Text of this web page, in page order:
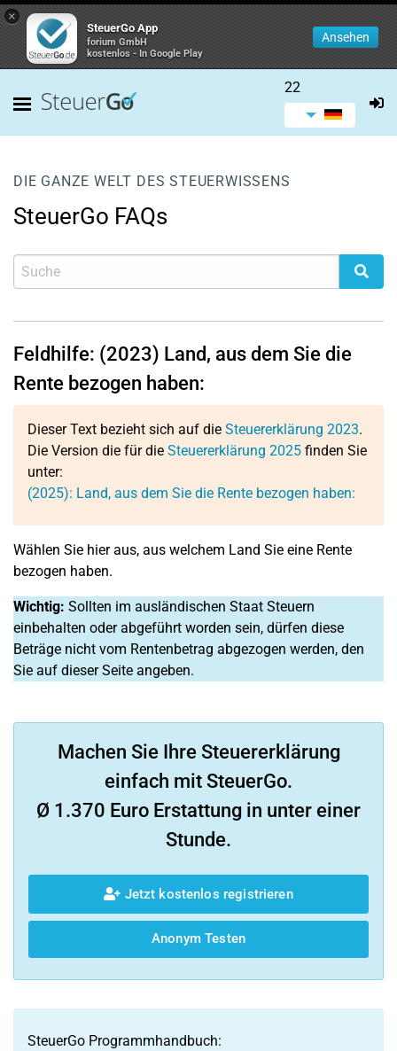
×
SteuerGo App
forium GmbH
kostenlos - In Google Play
Ansehen
22
DIE GANZE WELT DES STEUERWISSENS
SteuerGo FAQs
Feldhilfe: (2023) Land, aus dem Sie die
Rente bezogen haben:
Dieser Text bezieht sich auf die Steuererklärung 2023.
Die Version die für die Steuererklärung 2025 finden Sie
unter:
(2025): Land, aus dem Sie die Rente bezogen haben:
Wählen Sie hier aus, aus welchem Land Sie eine Rente
bezogen haben.
Wichtig: Sollten im ausländischen Staat Steuern
einbehalten oder abgeführt worden sein, dürfen diese
Beträge nicht vom Rentenbetrag abgezogen werden, den
Sie auf dieser Seite angeben.
Machen Sie Ihre Steuererklärung
einfach mit SteuerGo.
Ø 1.370 Euro Erstattung in unter einer
Stunde.
Jetzt kostenlos registrieren
Anonym Testen
SteuerGo Programmhandbuch: